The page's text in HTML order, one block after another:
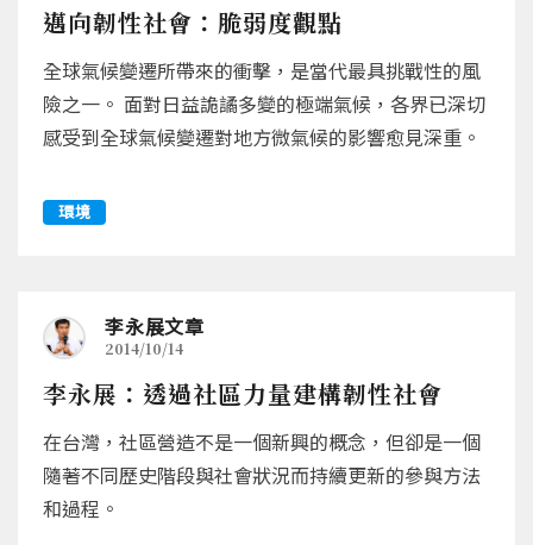
邁向韌性社會：脆弱度觀點
全球氣候變遷所帶來的衝擊，是當代最具挑戰性的風
險之一。 面對日益詭譎多變的極端氣候，各界已深切
感受到全球氣候變遷對地方微氣候的影響愈見深重。
環境
李永展文章
2014/10/14
李永展：透過社區力量建構韌性社會
在台灣，社區營造不是一個新興的概念，但卻是一個
隨著不同歷史階段與社會狀況而持續更新的參與方法
和過程。